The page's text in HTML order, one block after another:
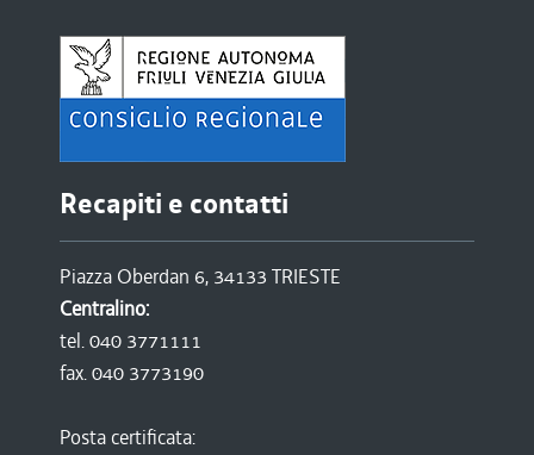
Recapiti e contatti
Piazza Oberdan 6, 34133 TRIESTE
Centralino:
tel. 040 3771111
fax. 040 3773190
Posta certificata: